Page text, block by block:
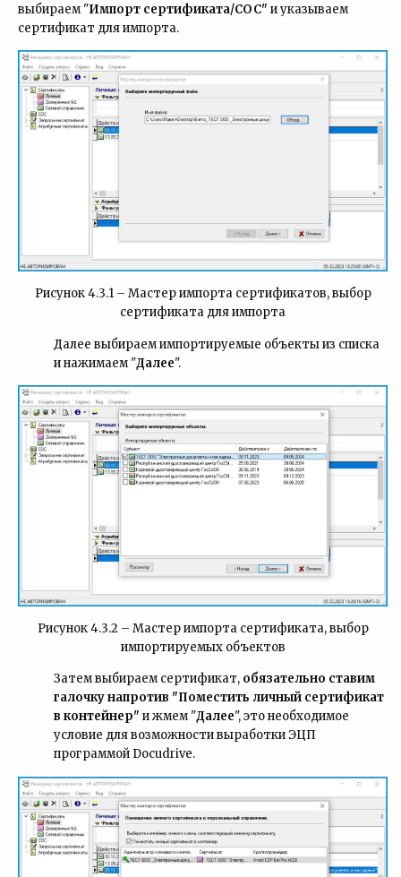
выбираем "Импорт сертификата/СОС" и указываем
сертификат для импорта.
Рисунок 4.3.1 – Мастер импорта сертификатов, выбор
сертификата для импорта
Далее выбираем импортируемые объекты из списка
и нажимаем "Далее".
Рисунок 4.3.2 – Мастер импорта сертификата, выбор
импортируемых объектов
Затем выбираем сертификат, обязательно ставим
галочку напротив "Поместить личный сертификат
в контейнер" и жмем "Далее", это необходимое
условие для возможности выработки ЭЦП
программой Docudrive.